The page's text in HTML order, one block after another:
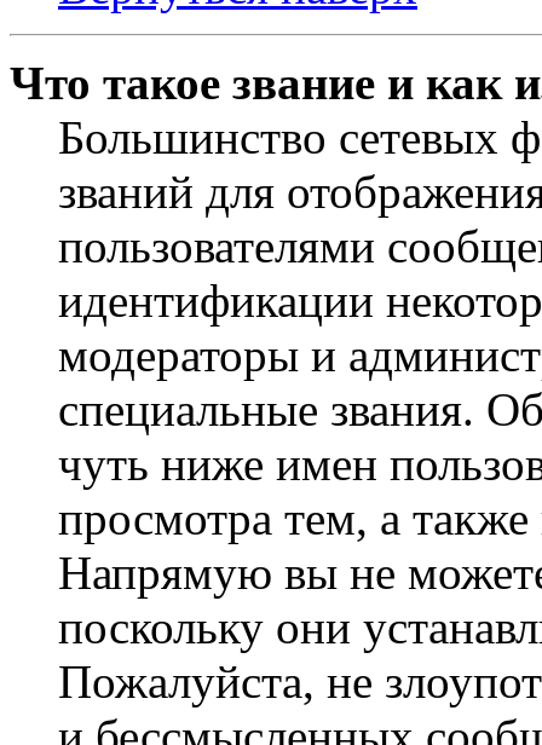
Что такое звание и как
Большинство сетевых
званий для
пользователями
идентификации
модераторы и
специальные звания.
чуть ниже имен
просмотра тем, а
Напрямую вы не
поскольку они
Пожалуйста, не